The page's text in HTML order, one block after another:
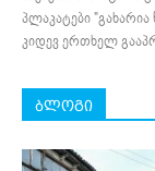
პლაკატები
კიდევ ერთხელ
ბლოგი